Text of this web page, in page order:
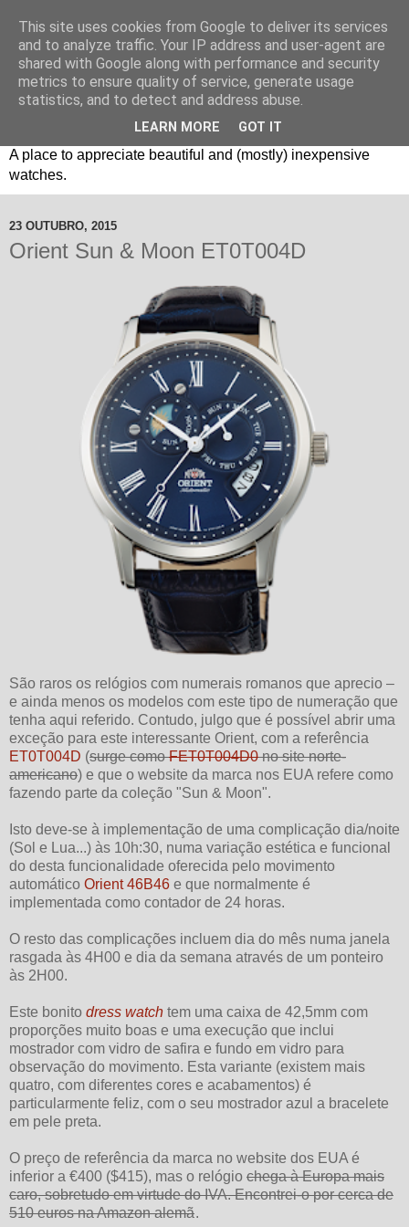
Um espaço sobre relógios "B3": Bons, Bonitos e Baratos. //
A place to appreciate beautiful and (mostly) inexpensive
watches.
23 OUTUBRO, 2015
Orient Sun & Moon ET0T004D
São raros os relógios com numerais romanos que aprecio –
e ainda menos os modelos com este tipo de numeração que
tenha aqui referido. Contudo, julgo que é possível abrir uma
exceção para este interessante Orient, com a referência
ET0T004D (surge comoFET0T004D0no site norte-
americano) e que o website da marca nos EUA refere como
fazendo parte da coleção "Sun & Moon".
Isto deve-se à implementação de uma complicação dia/noite
(Sol e Lua...) às 10h:30, numa variação estética e funcional
do desta funcionalidade oferecida pelo movimento
automático Orient 46B46 e que normalmente é
implementada como contador de 24 horas.
O resto das complicações incluem dia do mês numa janela
rasgada às 4H00 e dia da semana através de um ponteiro
às 2H00.
Este bonito dress watch tem uma caixa de 42,5mm com
proporções muito boas e uma execução que inclui
mostrador com vidro de safira e fundo em vidro para
observação do movimento. Esta variante (existem mais
quatro, com diferentes cores e acabamentos) é
particularmente feliz, com o seu mostrador azul a bracelete
em pele preta.
O preço de referência da marca no website dos EUA é
inferior a €400 ($415), mas o relógio chega à Europa mais
caro, sobretudo em virtude do IVA. Encontrei-o por cerca de
510 euros na Amazon alemã.
This site uses cookies from Google to deliver its services
and to analyze traffic. Your IP address and user-agent are
shared with Google along with performance and security
metrics to ensure quality of service, generate usage
statistics, and to detect and address abuse.
LEARN MORE GOT IT